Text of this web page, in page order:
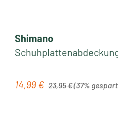
Shimano
Verkaufspreis:
14,99 € Regulärer Preis:
23,95 €(37%